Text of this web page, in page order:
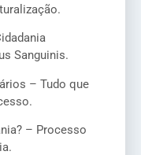
Sanguinis.
– Tudo que
– Processo